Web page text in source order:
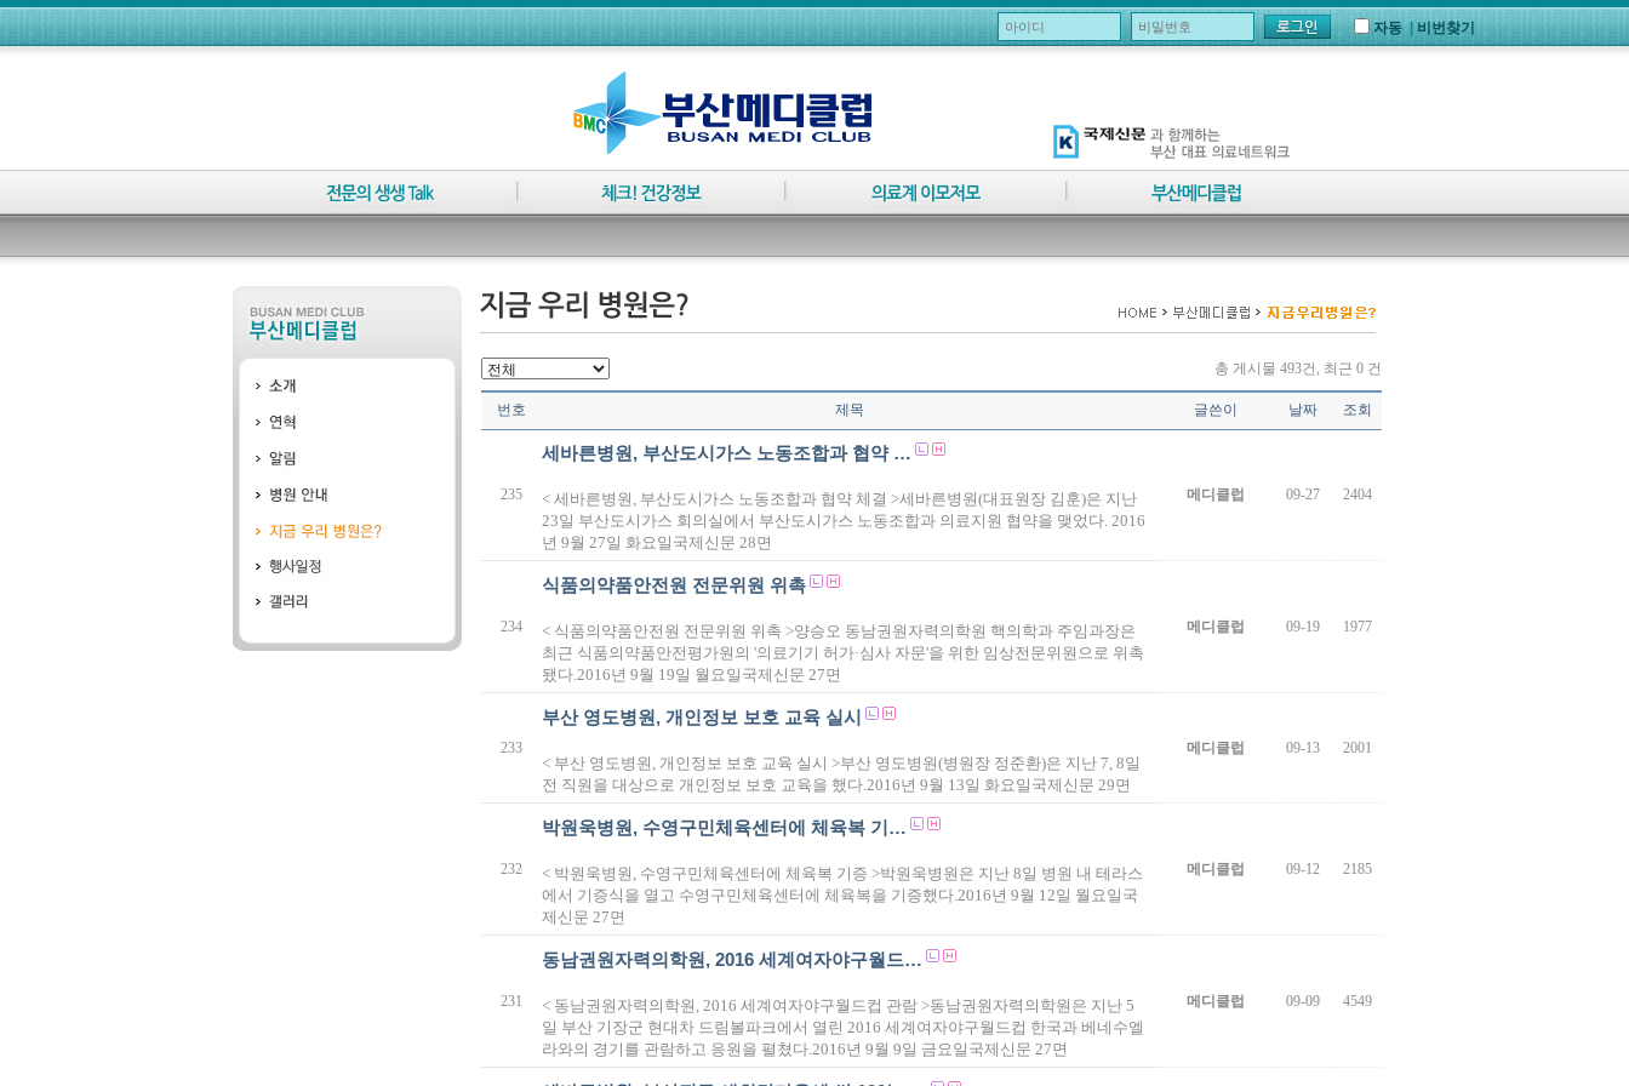
자동 비번찾기
총 게시물 493건, 최근 0 건
번호 제목 글쓴이 날짜 조회
235
세바른병원, 부산도시가스 노동조합과 협약 …
< 세바른병원, 부산도시가스 노동조합과 협약 체결 >세바른병원(대표원장 김훈)은 지난
23일 부산도시가스 회의실에서 부산도시가스 노동조합과 의료지원 협약을 맺었다. 2016
년 9월 27일 화요일국제신문 28면
메디클럽 09-27 2404
234
식품의약품안전원 전문위원 위촉
< 식품의약품안전원 전문위원 위촉 >양승오 동남권원자력의학원 핵의학과 주임과장은
최근 식품의약품안전평가원의 '의료기기 허가·심사 자문'을 위한 임상전문위원으로 위촉
됐다.2016년 9월 19일 월요일국제신문 27면
메디클럽 09-19 1977
233
부산 영도병원, 개인정보 보호 교육 실시
< 부산 영도병원, 개인정보 보호 교육 실시 >부산 영도병원(병원장 정준환)은 지난 7, 8일
전 직원을 대상으로 개인정보 보호 교육을 했다.2016년 9월 13일 화요일국제신문 29면
메디클럽 09-13 2001
232
박원욱병원, 수영구민체육센터에 체육복 기…
< 박원욱병원, 수영구민체육센터에 체육복 기증 >박원욱병원은 지난 8일 병원 내 테라스
에서 기증식을 열고 수영구민체육센터에 체육복을 기증했다.2016년 9월 12일 월요일국
제신문 27면
메디클럽 09-12 2185
231
동남권원자력의학원, 2016 세계여자야구월드…
< 동남권원자력의학원, 2016 세계여자야구월드컵 관람 >동남권원자력의학원은 지난 5
일 부산 기장군 현대차 드림볼파크에서 열린 2016 세계여자야구월드컵 한국과 베네수엘
라와의 경기를 관람하고 응원을 펼쳤다.2016년 9월 9일 금요일국제신문 27면
메디클럽 09-09 4549